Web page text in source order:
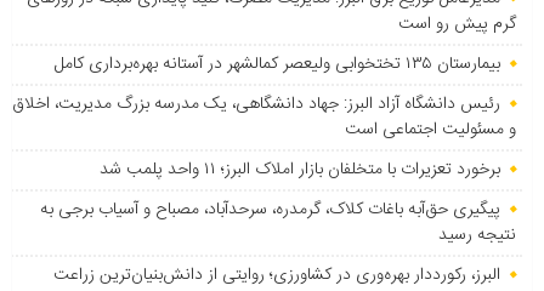
گرم پیش رو است
بیمارستان ۱۳۵ تختخوابی ولیعصر کمالشهر در آستانه بهره‌برداری کامل
رئیس دانشگاه آزاد البرز: جهاد دانشگاهی، یک مدرسه بزرگ مدیریت، اخلاق
و مسئولیت اجتماعی است
برخورد تعزیرات با متخلفان بازار املاک البرز؛ ۱۱ واحد پلمب شد
پیگیری حق‌آبه باغات کلاک، گرمدره، سرحدآباد، مصباح و آسیاب برجی به
نتیجه رسید
البرز، رکورددار بهره‌وری در کشاورزی؛ روایتی از دانش‌بنیان‌ترین زراعت